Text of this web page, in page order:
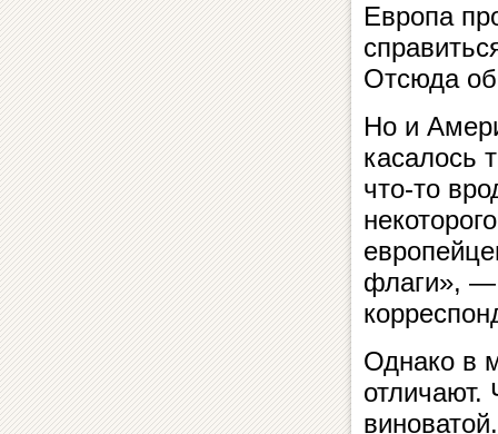
Европа
Отсюда
Но и
касалось
что-то
флаги», —
Однако в
отличают.